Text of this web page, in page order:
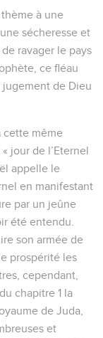
à une
sécheresse et
ravager le pays
ce fléau
jugement de Dieu
cette même
jour de l’Eternel
appelle le
en manifestant
par un jeûne
été entendu.
son armée de
prospérité les
cependant,
chapitre 1 la
de Juda,
et